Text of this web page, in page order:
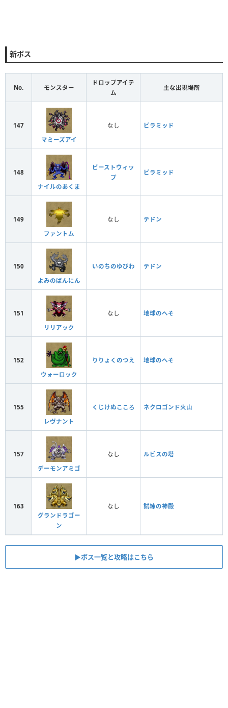
新ボス
No. モンスター
ドロップアイテ
ム
主な出現場所
147
マミーズアイ
なし ピラミッド
148
ナイルのあくま
ビーストウィッ
プ
ピラミッド
149
ファントム
なし テドン
150
よみのばんにん
いのちのゆびわ テドン
151
リリアック
なし 地球のへそ
152
ウォーロック
りりょくのつえ 地球のへそ
155
レヴナント
くじけぬこころ ネクロゴンド火山
157
デーモンアミゴ
なし ルビスの塔
163
グランドラゴー
ン
なし 試練の神殿
▶︎ボス一覧と攻略はこちら